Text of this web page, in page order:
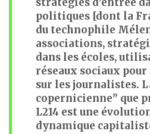
politiques [dont la
du technophile
associations,
dans les écoles,
réseaux sociaux
sur les journalistes.
copernicienne” que
L214 est une
dynamique